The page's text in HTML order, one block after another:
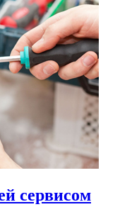
сервисом